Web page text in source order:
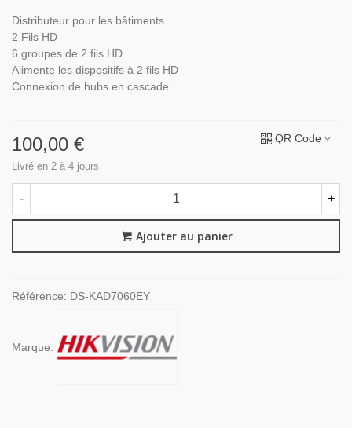
Distributeur pour les bâtiments
2 Fils HD
6 groupes de 2 fils HD
Alimente les dispositifs à 2 fils HD
Connexion de hubs en cascade
100,00 €
Livré en 2 à 4 jours
QR Code
- +
Ajouter au panier
Référence: DS-KAD7060EY
Marque: